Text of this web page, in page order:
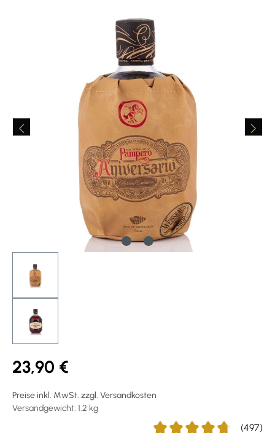
23,90 €
Preise inkl. MwSt. zzgl. Versandkosten
Versandgewicht: 1.2 kg
(497)